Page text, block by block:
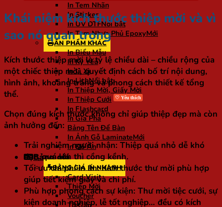
In Tem Nhãn
In Sticker
In UV DTF
In Tem Nhựa Phủ Epoxy
ẤN PHẨM KHÁC
In Biểu Mẫu
In Kỷ Yếu
In Lì Xì
In Lịch
In Thiệp Mời, Giấy Mời
In Thiệp Cưới
In Flashcard
In Gia Phả
Bảng Tên Để Bàn
In Ảnh Gỗ Laminate
In Đồ Án
Bảng giá
BẢNG GIÁ IN NHANH
Card Visit
Thiệp Mời
Voucher
Khái niệm kích thước thiệp mời và vì
sao nó quan trọng
Kích thước thiệp mời là tỷ lệ chiều dài – chiều rộng của
một chiếc thiệp mời, quyết định cách bố trí nội dung,
hình ảnh, khoảng trắng và phong cách thiết kế tổng
thể.
Chọn đúng kích thước không chỉ giúp thiệp đẹp mà còn
ảnh hưởng đến:
Trải nghiệm người nhận: Thiệp quá nhỏ dễ khó
đọc, quá lớn thì cồng kềnh.
Tối ưu chi phí in ấn:Kích thước thư mời phù hợp
giúp tiết kiệm giấy và chi phí.
Phù hợp phong cách sự kiện: Thư mời tiệc cưới, sự
kiện doanh nghiệp, lễ tốt nghiệp… đều có kích